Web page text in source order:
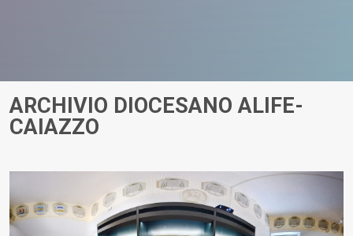
ARCHIVIO DIOCESANO ALIFE-
CAIAZZO